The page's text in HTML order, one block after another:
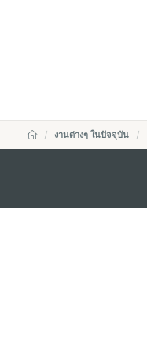
งานต่างๆ ในปัจจุบัน